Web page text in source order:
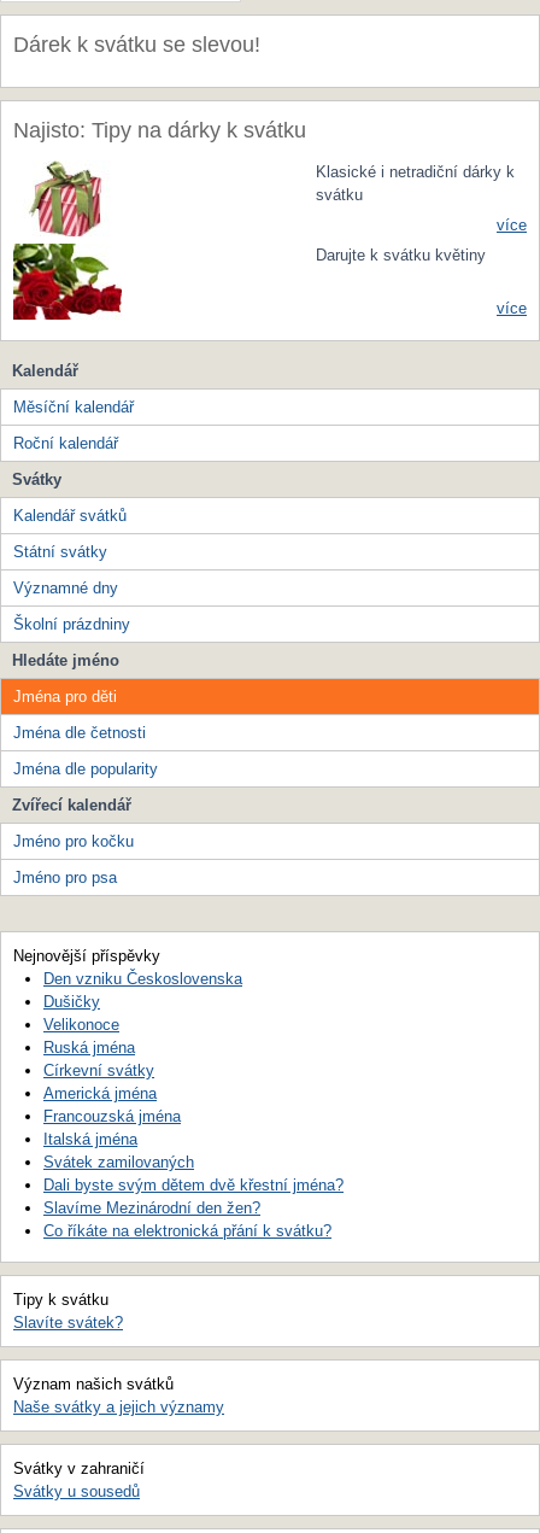
Dárek k svátku se slevou!
Najisto: Tipy na dárky k svátku
Klasické i netradiční dárky k
svátku
více
Darujte k svátku květiny
více
Kalendář
Měsíční kalendář
Roční kalendář
Svátky
Kalendář svátků
Státní svátky
Významné dny
Školní prázdniny
Hledáte jméno
Jména pro děti
Jména dle četnosti
Jména dle popularity
Zvířecí kalendář
Jméno pro kočku
Jméno pro psa
Nejnovější příspěvky
Den vzniku Československa
Dušičky
Velikonoce
Ruská jména
Církevní svátky
Americká jména
Francouzská jména
Italská jména
Svátek zamilovaných
Dali byste svým dětem dvě křestní jména?
Slavíme Mezinárodní den žen?
Co říkáte na elektronická přání k svátku?
Tipy k svátku
Slavíte svátek?
Význam našich svátků
Naše svátky a jejich významy
Svátky v zahraničí
Svátky u sousedů